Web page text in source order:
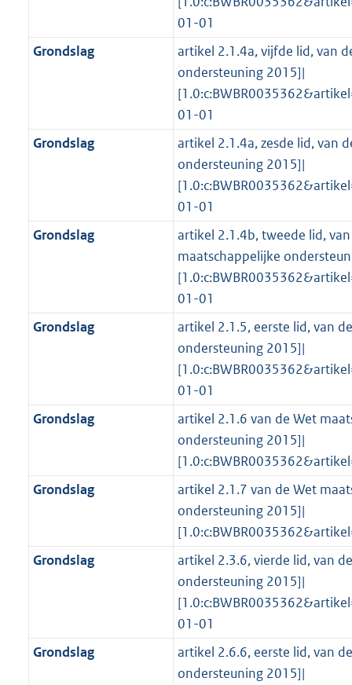
01-01
Grondslag
artikel 2.1.4a, vijfde lid, van
ondersteuning 2015]|
01-01
Grondslag
artikel 2.1.4a, zesde lid, van
ondersteuning 2015]|
01-01
Grondslag
artikel 2.1.4b, tweede lid,
maatschappelijke
01-01
Grondslag
artikel 2.1.5, eerste lid, van
ondersteuning 2015]|
01-01
Grondslag
artikel 2.1.6 van de Wet
ondersteuning 2015]|
Grondslag
artikel 2.1.7 van de Wet
ondersteuning 2015]|
Grondslag
artikel 2.3.6, vierde lid, van
ondersteuning 2015]|
01-01
Grondslag
artikel 2.6.6, eerste lid, van
ondersteuning 2015]|